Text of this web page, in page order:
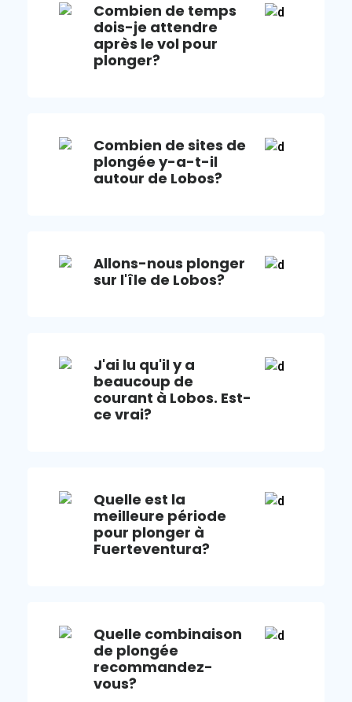
Combien de temps
dois-je attendre
après le vol pour
plonger?
Combien de sites de
plongée y-a-t-il
autour de Lobos?
Allons-nous plonger
sur l'île de Lobos?
J'ai lu qu'il y a
beaucoup de
courant à Lobos. Est-
ce vrai?
Quelle est la
meilleure période
pour plonger à
Fuerteventura?
Quelle combinaison
de plongée
recommandez-
vous?